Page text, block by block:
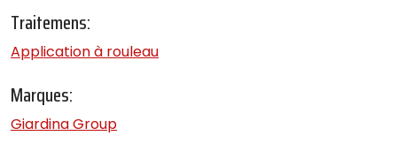
Traitemens:
Application à rouleau
Marques:
Giardina Group